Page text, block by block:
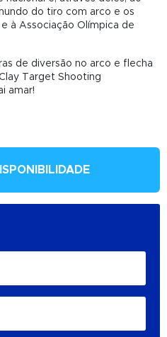
do tiro com arco e os
à Associação Olímpica de
de diversão no arco e flecha
Target Shooting
amar!